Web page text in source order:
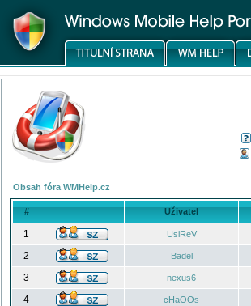
Obsah fóra WMHelp.cz
# Uživatel
1 UsiReV
2
Badel
3
nexus6
4
cHaOOs